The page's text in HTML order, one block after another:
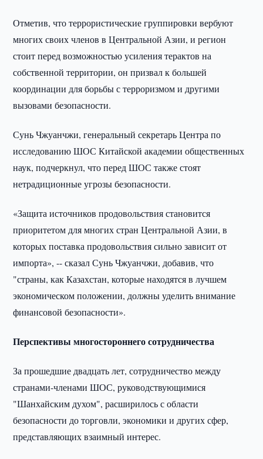
Отметив, что террористические группировки вербуют
многих своих членов в Центральной Азии, и регион
стоит перед возможностью усиления терактов на
собственной территории, он призвал к большей
координации для борьбы с терроризмом и другими
вызовами безопасности.
Сунь Чжуанчжи, генеральный секретарь Центра по
исследованию ШОС Китайской академии общественных
наук, подчеркнул, что перед ШОС также стоят
нетрадиционные угрозы безопасности.
«Защита источников продовольствия становится
приоритетом для многих стран Центральной Азии, в
которых поставка продовольствия сильно зависит от
импорта», -- сказал Сунь Чжуанчжи, добавив, что
"страны, как Казахстан, которые находятся в лучшем
экономическом положении, должны уделить внимание
финансовой безопасности».
Перспективы многостороннего сотрудничества
За прошедшие двадцать лет, сотрудничество между
странами-членами ШОС, руководствующимися
"Шанхайским духом", расширилось с области
безопасности до торговли, экономики и других сфер,
представляющих взаимный интерес.